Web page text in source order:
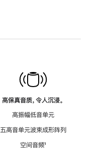
高保真音质，令人沉浸。
高振幅低音单元
五高音单元波束成形阵列
空间音频脚
¹